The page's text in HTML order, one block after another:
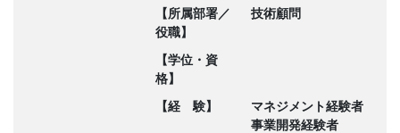
【所属部署／
役職】
技術顧問
【学位・資
格】
【経 験】
マネジメント経験者
事業開発経験者